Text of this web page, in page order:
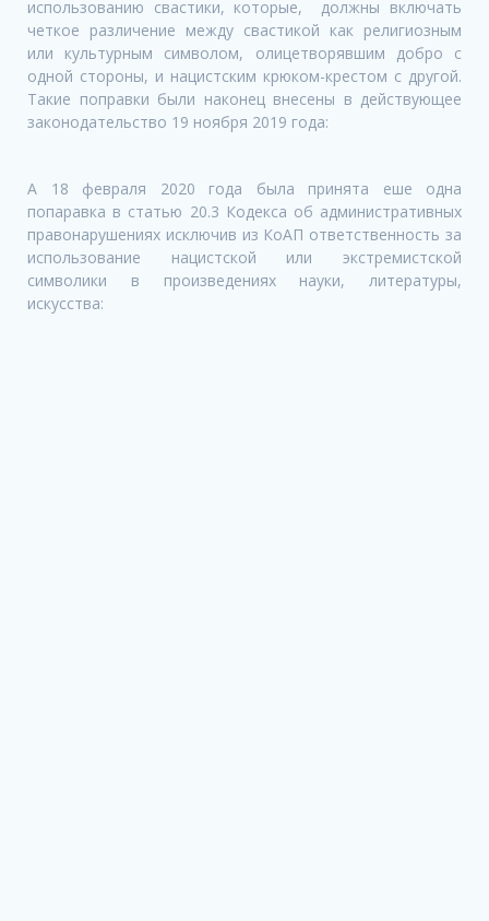
использованию свастики, которые, должны включать
четкое различение между свастикой как религиозным
или культурным символом, олицетворявшим добро с
одной стороны, и нацистским крюком-крестом с другой.
Такие поправки были наконец внесены в действующее
законодательство 19 ноября 2019 года:
A 18 февраля 2020 года была принята еше одна
попаравка в статью 20.3 Кодекса об административных
правонарушениях исключив из КоАП ответственность за
использование нацистской или экстремистской
символики в произведениях науки, литературы,
искусства: